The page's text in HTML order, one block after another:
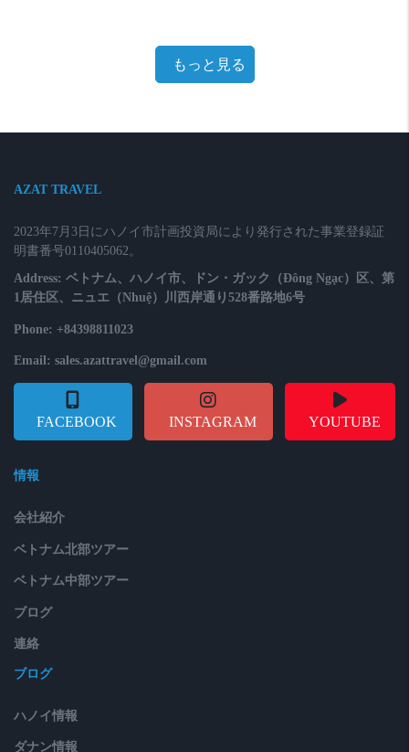
もっと見る
AZAT TRAVEL
2023年7月3日にハノイ市計画投資局により発行された事業登録証
明書番号0110405062。
Address: ベトナム、ハノイ市、ドン・ガック（Đông Ngạc）区、第
1居住区、ニュエ（Nhuệ）川西岸通り528番路地6号
Phone: +84398811023
Email: sales.azattravel@gmail.com
FACEBOOK INSTAGRAM YOUTUBE
情報
会社紹介
ベトナム北部ツアー
ベトナム中部ツアー
ブログ
連絡
ブログ
ハノイ情報
ダナン情報